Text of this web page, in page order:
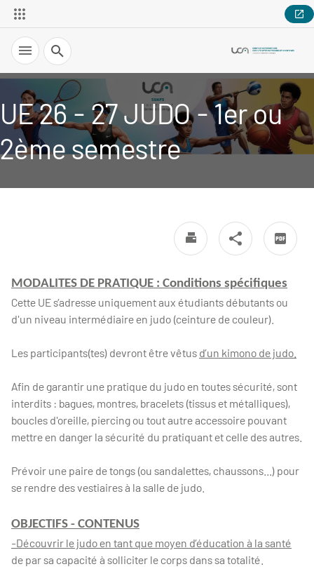
Recherche
UE 26 - 27 JUDO - 1er ou
2ème semestre
MODALITES DE PRATIQUE : Conditions spécifiques
Cette UE s’adresse uniquement aux étudiants débutants ou
d'un niveau intermédiaire en judo (ceinture de couleur).
Les participants(tes) devront être vêtus d’un kimono de judo.
Afin de garantir une pratique du judo en toutes sécurité, sont
interdits : bagues, montres, bracelets (tissus et métalliques),
boucles d'oreille, piercing ou tout autre accessoire pouvant
mettre en danger la sécurité du pratiquant et celle des autres.
Prévoir une paire de tongs (ou sandalettes, chaussons...) pour
se rendre des vestiaires à la salle de judo.
OBJECTIFS - CONTENUS
-Découvrir le judo en tant que moyen d’éducation à la santé
de par sa capacité à solliciter le corps dans sa totalité.